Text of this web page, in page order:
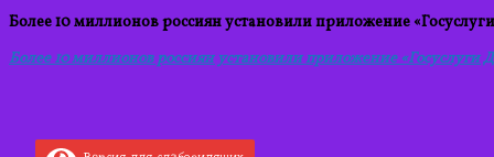
Более 10 миллионов россиян установили приложение
Более 10 миллионов россиян установили приложение «Госуслуги